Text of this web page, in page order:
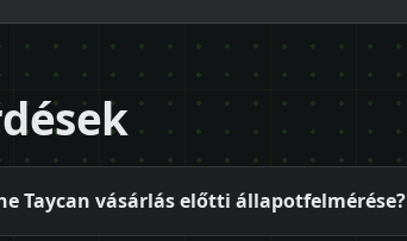
Taycan vásárlás előtti állapotfelmérése?